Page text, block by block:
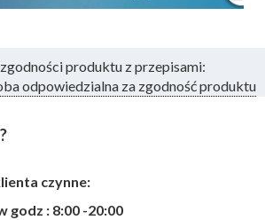
produktu z przepisami:
odpowiedzialna za zgodność produktu
czynne:
godz : 8:00 -20:00